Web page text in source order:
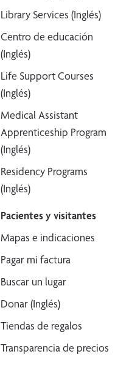
Library Services (Inglés)
Centro de educación
(Inglés)
Life Support Courses
(Inglés)
Medical Assistant
Apprenticeship Program
(Inglés)
Residency Programs
(Inglés)
Pacientes y visitantes
Mapas e indicaciones
Pagar mi factura
Buscar un lugar
Donar (Inglés)
Tiendas de regalos
Transparencia de precios